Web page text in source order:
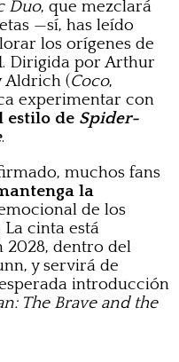
Duo, que mezclará
—sí, has leído
los orígenes de
. Dirigida por Arthur
Aldrich (Coco,
experimentar con
estilo de Spider-
.
muchos fans
la
de los
cinta está
2028, dentro del
y servirá de
introducción
The Brave and the